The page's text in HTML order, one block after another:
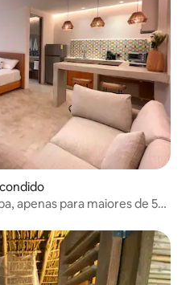
apenas para maiores de 55